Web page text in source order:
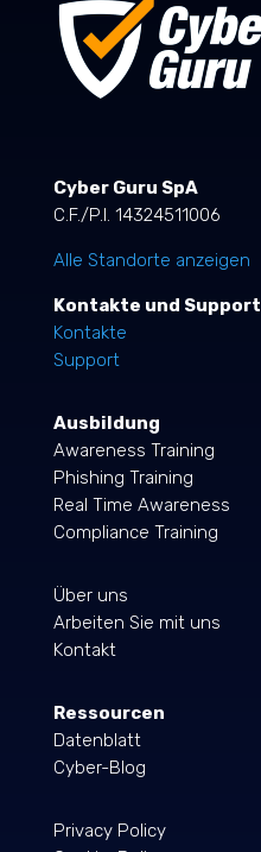
Cyber Guru SpA
C.F./P.I. 14324511006
Alle Standorte anzeigen
Kontakte und Support
Kontakte
Support
Ausbildung
Awareness Training
Phishing Training
Real Time Awareness
Compliance Training
Über uns
Arbeiten Sie mit uns
Kontakt
Ressourcen
Datenblatt
Cyber-Blog
Privacy Policy